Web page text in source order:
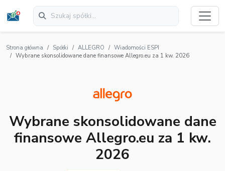
Strona główna Spółki ALLEGRO
Wiadomości ESPI
Wybrane skonsolidowane dane finansowe Allegro.eu za 1 kw. 2026
Wybrane skonsolidowane dane
finansowe Allegro.eu za 1 kw.
2026